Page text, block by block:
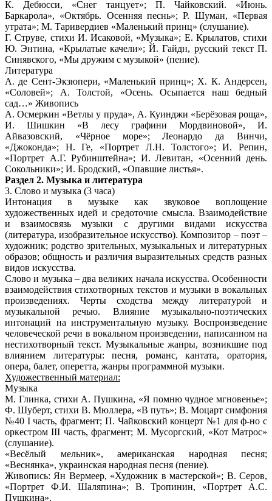
К. Дебюсси, «Снег танцует»; П. Чайковский. «Июнь.
Баркарола», «Октябрь. Осенняя песнь»; Р. Шуман, «Первая
утрата»; М. Таривердиев «Маленький принц» (слушание).
Г. Струве, стихи И. Исаковой, «Музыка»; Е. Крылатов, стихи
Ю. Энтина, «Крылатые качели»; Й. Гайдн, русский текст П.
Синявского, «Мы дружим с музыкой» (пение).
Литература
А. де Сент-Экзюпери, «Маленький принц»; X. К. Андерсен,
«Соловей»; А. Толстой, «Осень. Осыпается наш бедный
сад…» Живопись
А. Осмеркин «Ветлы у пруда», А. Куинджи «Берёзовая роща»,
И. Шишкин «В лесу графини Мордвиновой», И.
Айвазовский, «Чёрное море»; Леонардо да Винчи,
«Джоконда»; Н. Ге, «Портрет Л.Н. Толстого»; И. Репин,
«Портрет А.Г. Рубинштейна»; И. Левитан, «Осенний день.
Сокольники»; И. Бродский, «Опавшие листья».
Раздел 2. Музыка и литература
3. Слово и музыка (3 часа)
Интонация в музыке как звуковое воплощение
художественных идей и средоточие смысла. Взаимодействие
и взаимосвязь музыки с другими видами искусства
(литература, изобразительное искусство). Композитор – поэт –
художник; родство зрительных, музыкальных и литературных
образов; общность и различия выразительных средств разных
видов искусства.
Слово и музыка – два великих начала искусства. Особенности
взаимодействия стихотворных текстов и музыки в вокальных
произведениях. Черты сходства между литературой и
музыкальной речью. Влияние музыкально-поэтических
интонаций на инструментальную музыку. Воспроизведение
человеческой речи в вокальном произведении, написанном на
нестихотворный текст. Музыкальные жанры, возникшие под
влиянием литературы: песня, романс, кантата, оратория,
опера, балет, оперетта, жанры программной музыки.
Художественный материал:
Музыка
М. Глинка, стихи А. Пушкина, «Я помню чудное мгновенье»;
Ф. Шуберт, стихи В. Мюллера, «В путь»; В. Моцарт симфония
№40 I часть, фрагмент; П. Чайковский концерт №1 для ф-но с
оркестром III часть, фрагмент; М. Мусоргский, «Кот Матрос»
(слушание).
«Весёлый мельник», американская народная песня;
«Веснянка», украинская народная песня (пение).
Живопись: Ян Вермеер, «Художник в мастерской»; В. Серов,
«Портрет Ф.И. Шаляпина»; В. Тропинин, «Портрет А.С.
Пушкина».